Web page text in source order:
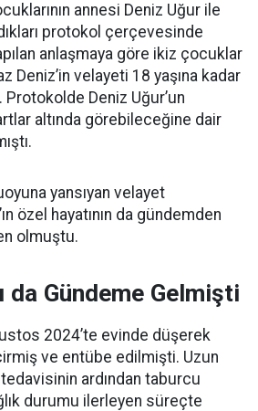
annesi Deniz Uğur ile
protokol çerçevesinde
anlaşmaya göre ikiz çocuklar
Deniz’in velayeti 18 yaşına kadar
Protokolde Deniz Uğur’un
altında görebileceğine dair
yansıyan velayet
özel hayatının da gündemden
olmuştu.
da Gündeme Gelmişti
2024’te evinde düşerek
ve entübe edilmişti. Uzun
ardından taburcu
durumu ilerleyen süreçte